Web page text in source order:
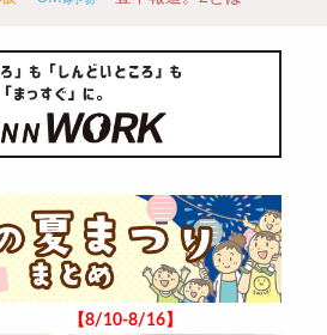
【8/10-8/16】